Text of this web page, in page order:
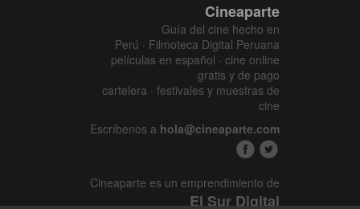
Cineaparte
Guía del cine hecho en
Perú · Filmoteca Digital Peruana
películas en español · cine online
gratis y de pago
cartelera · festivales y muestras de
cine
Escríbenos a hola@cineaparte.com
Cineaparte es un emprendimiento de
El Sur Digital